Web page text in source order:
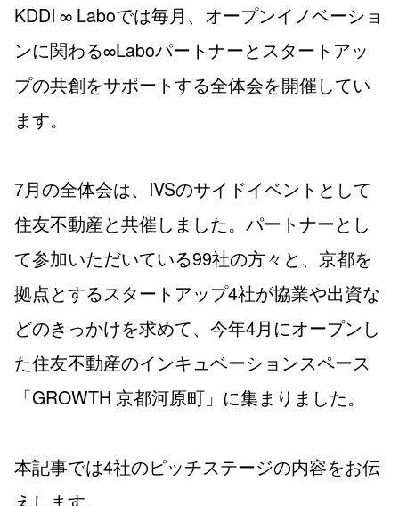
KDDI ∞ Laboでは毎月、オープンイノベーショ
ンに関わる∞Laboパートナーとスタートアッ
プの共創をサポートする全体会を開催してい
ます。
7月の全体会は、IVSのサイドイベントとして
住友不動産と共催しました。パートナーとし
て参加いただいている99社の方々と、京都を
拠点とするスタートアップ4社が協業や出資な
どのきっかけを求めて、今年4月にオープンし
た住友不動産のインキュベーションスペース
「GROWTH 京都河原町」に集まりました。
本記事では4社のピッチステージの内容をお伝